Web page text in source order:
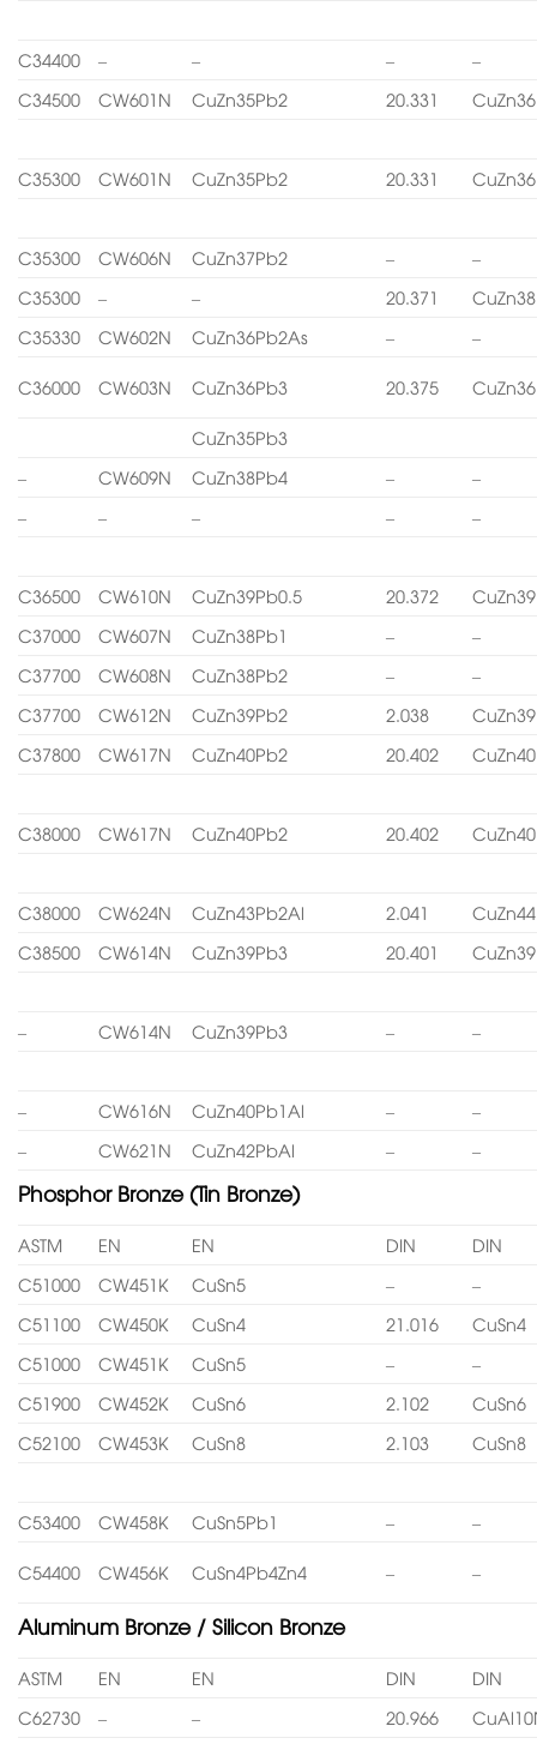
C34400 – – –
–
C34500
CW601N CuZn35Pb2 20.331
C35300 CW601N CuZn35Pb2 20.331
C35300 CW606N CuZn37Pb2 –
–
C35300
– – 20.371
C35330
CW602N CuZn36Pb2As – –
C36000 CW603N CuZn36Pb3 20.375
CuZn35Pb3
–
CW609N CuZn38Pb4 –
–
–
– – – –
C36500 CW610N CuZn39Pb0.5 20.372
C37000
CW607N CuZn38Pb1 –
–
C37700
CW608N CuZn38Pb2 –
–
C37700
CW612N CuZn39Pb2 2.038
C37800
CW617N CuZn40Pb2 20.402
C38000 CW617N CuZn40Pb2 20.402
C38000 CW624N CuZn43Pb2Al 2.041
C38500
CW614N CuZn39Pb3 20.401
– CW614N CuZn39Pb3 – –
– CW616N CuZn40Pb1Al –
–
–
CW621N CuZn42PbAl – –
Phosphor Bronze (Tin Bronze)
ASTM EN EN DIN
DIN
C51000
CW451K CuSn5 –
–
C51100
CW450K CuSn4 21.016
CuSn4
C51000
CW451K CuSn5 –
–
C51900
CW452K CuSn6 2.102
CuSn6
C52100
CW453K CuSn8 2.103 CuSn8
C53400 CW458K CuSn5Pb1 – –
C54400 CW456K CuSn4Pb4Zn4 – –
Aluminum Bronze / Silicon Bronze
ASTM EN EN DIN
DIN
C62730
– – 20.966